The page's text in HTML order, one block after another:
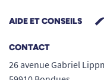
AIDE ET CONSEILS
CONTACT
26 avenue Gabriel